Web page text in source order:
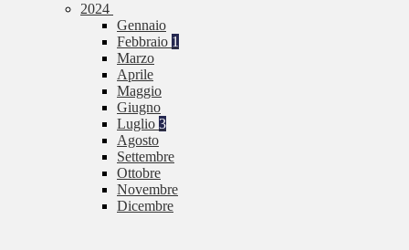
2024
Gennaio
Febbraio 1
Marzo
Aprile
Maggio
Giugno
Luglio 3
Agosto
Settembre
Ottobre
Novembre
Dicembre